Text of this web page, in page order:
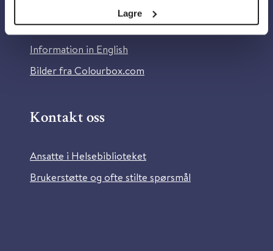
Lagre
Personvern og informasjonskapsler
Tilgjengelighetserklæring
Information in English
Bilder fra Colourbox.com
Kontakt oss
Ansatte i Helsebiblioteket
Brukerstøtte og ofte stilte spørsmål